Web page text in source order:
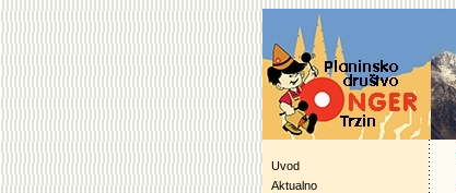
Uvod
Aktualno